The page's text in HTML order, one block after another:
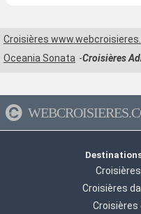
Croisières
Oceania Sonata
Croisières
Croisières
Croisières